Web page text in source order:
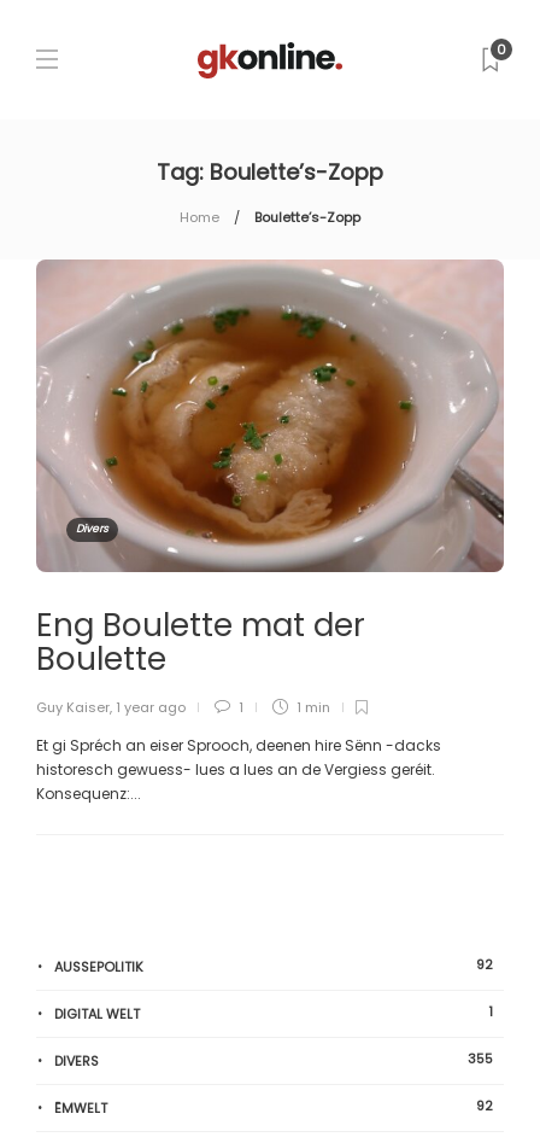
0
Tag: Boulette’s-Zopp
Home Boulette’s-Zopp
Divers
Eng Boulette mat der
Boulette
Guy Kaiser, 1 year ago 1 1 min
Et gi Spréch an eiser Sprooch, deenen hire Sënn -dacks
historesch gewuess- lues a lues an de Vergiess geréit.
Konsequenz:...
AUSSEPOLITIK 92
DIGITAL WELT 1
DIVERS 355
ËMWELT 92